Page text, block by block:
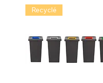
Recyclé